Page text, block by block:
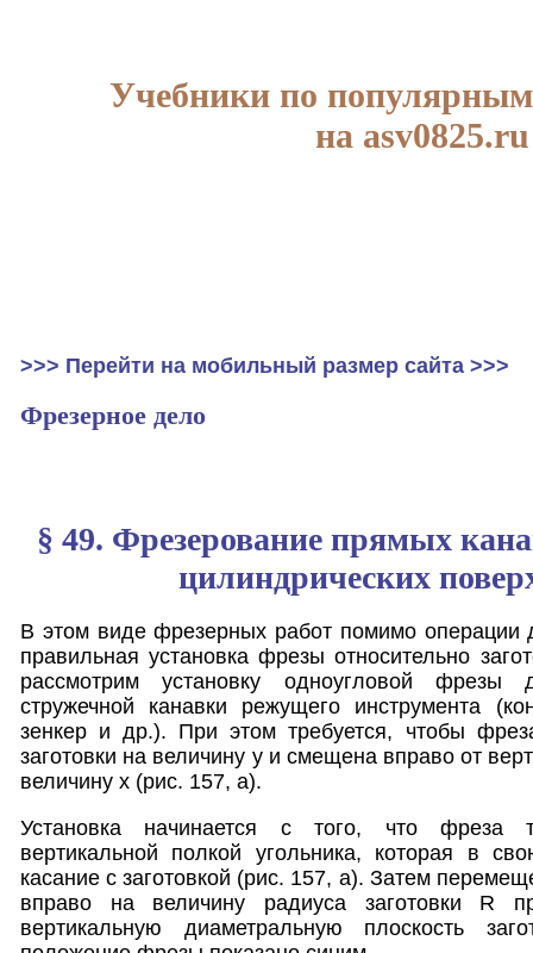
Учебники по
на asv0825.ru
>>> Перейти на мобильный размер сайта >>>
Фрезерное дело
§ 49. Фрезерование прямых
цилиндрических
В этом виде фрезерных работ помимо операции
правильная установка фрезы относительно
рассмотрим установку одноугловой фрезы
стружечной канавки режущего инструмента
зенкер и др.). При этом требуется, чтобы
заготовки на величину у и смещена вправо от
величину х (рис. 157, а).
Установка начинается с того, что фреза
вертикальной полкой угольника, которая в
касание с заготовкой (рис. 157, а). Затем
вправо на величину радиуса заготовки R
вертикальную диаметральную плоскость